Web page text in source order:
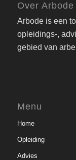
Over Arbode
Arbode is een
opleidings-,
gebied van
Menu
Home
Opleiding
Advies